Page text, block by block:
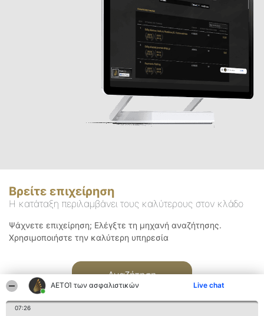
ΑΕΤΟΊ των ασφαλιστικών Live chat
07:26
Βρείτε επιχείρηση
Η κατάταξη περιλαμβάνει τους καλύτερους στον κλάδο
Ψάχνετε επιχείρηση; Ελέγξτε τη μηχανή αναζήτησης.
Χρησιμοποιήστε την καλύτερη υπηρεσία
Αναζήτηση